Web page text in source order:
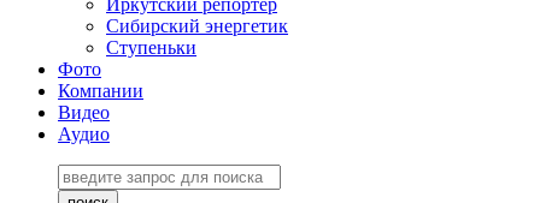
Сибирский энергетик
Ступеньки
Фото
Компании
Видео
Аудио